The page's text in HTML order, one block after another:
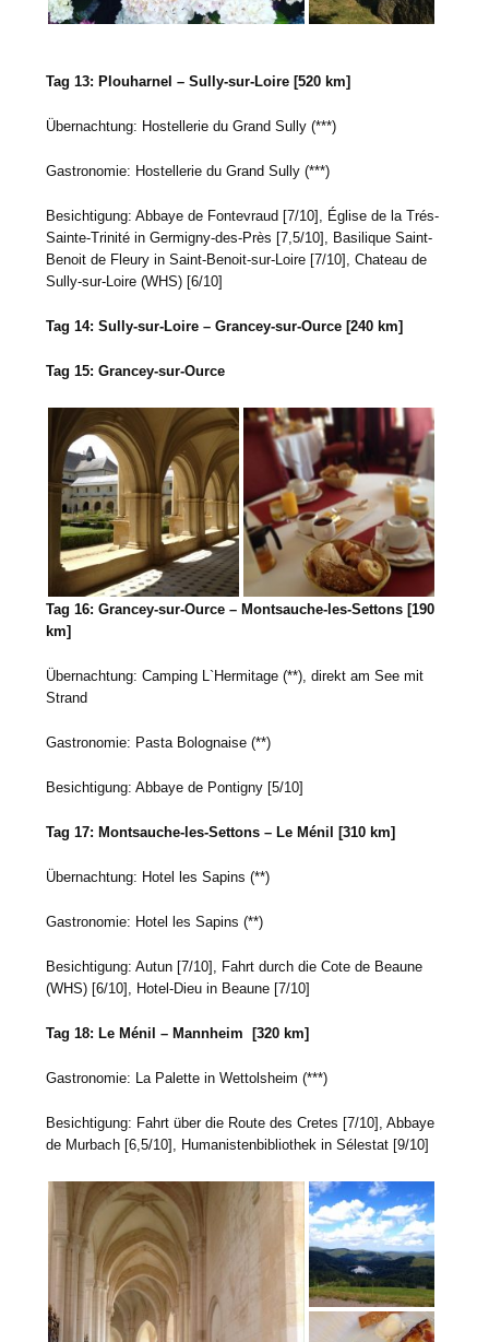
Tag 13: Plouharnel – Sully-sur-Loire [520 km]
Übernachtung: Hostellerie du Grand Sully (***)
Gastronomie: Hostellerie du Grand Sully (***)
Besichtigung: Abbaye de Fontevraud [7/10], Église de la Trés-
Sainte-Trinité in Germigny-des-Près [7,5/10], Basilique Saint-
Benoit de Fleury in Saint-Benoit-sur-Loire [7/10], Chateau de
Sully-sur-Loire (WHS) [6/10]
Tag 14: Sully-sur-Loire – Grancey-sur-Ource [240 km]
Tag 15: Grancey-sur-Ource
Tag 16: Grancey-sur-Ource – Montsauche-les-Settons [190
km]
Übernachtung: Camping L`Hermitage (**), direkt am See mit
Strand
Gastronomie: Pasta Bolognaise (**)
Besichtigung: Abbaye de Pontigny [5/10]
Tag 17: Montsauche-les-Settons – Le Ménil [310 km]
Übernachtung: Hotel les Sapins (**)
Gastronomie: Hotel les Sapins (**)
Besichtigung: Autun [7/10], Fahrt durch die Cote de Beaune
(WHS) [6/10], Hotel-Dieu in Beaune [7/10]
Tag 18: Le Ménil – Mannheim [320 km]
Gastronomie: La Palette in Wettolsheim (***)
Besichtigung: Fahrt über die Route des Cretes [7/10], Abbaye
de Murbach [6,5/10], Humanistenbibliothek in Sélestat [9/10]